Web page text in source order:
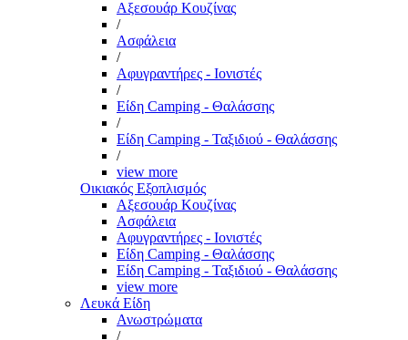
Αξεσουάρ Κουζίνας
/
Ασφάλεια
/
Αφυγραντήρες - Ιονιστές
/
Είδη Camping - Θαλάσσης
/
Είδη Camping - Ταξιδιού - Θαλάσσης
/
view more
Οικιακός Εξοπλισμός
Αξεσουάρ Κουζίνας
Ασφάλεια
Αφυγραντήρες - Ιονιστές
Είδη Camping - Θαλάσσης
Είδη Camping - Ταξιδιού - Θαλάσσης
view more
Λευκά Είδη
Ανωστρώματα
/